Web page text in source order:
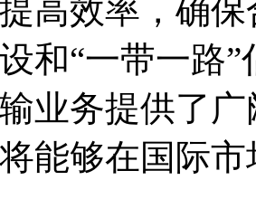
高效率，确
和“一带一路
业务提供了
能够在国际